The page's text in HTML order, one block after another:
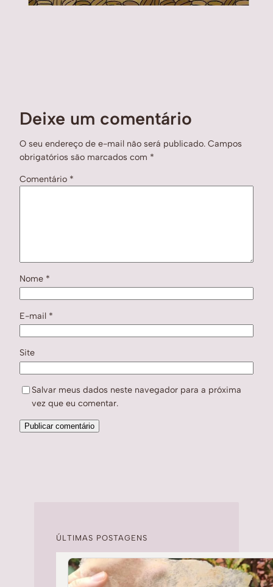
Deixe um comentário
O seu endereço de e-mail não será publicado. Campos
obrigatórios são marcados com *
Comentário *
Nome *
E-mail *
Site
Salvar meus dados neste navegador para a próxima
vez que eu comentar.
ÚLTIMAS POSTAGENS